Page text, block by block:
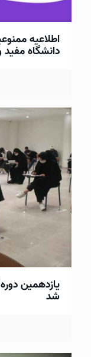
اطلاعیه
دانشگاه
شد